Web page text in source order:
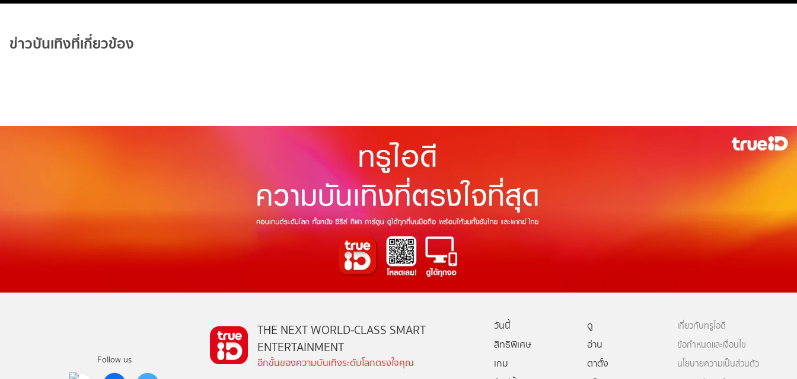
ข่าวบันเทิงที่เกี่ยวข้อง
Follow us
THE NEXT WORLD-CLASS SMART
ENTERTAINMENT
อีกขั้นของความบันเทิงระดับโลกตรงใจคุณ
วันนี้
ดู
สิทธิพิเศษ
อ่าน
เกม
ตาตั้ง
เกี่ยวกับทรูไอดี
ข้อกำหนดและเงื่อนไข
นโยบายความเป็นส่วนตัว